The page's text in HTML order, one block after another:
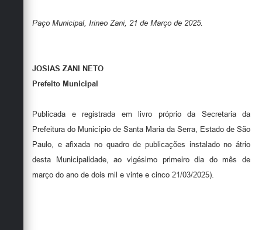
Paço Municipal, Irineo Zani, 21 de Março de 2025.
JOSIAS ZANI NETO
Prefeito Municipal
Publicada e registrada em livro próprio da Secretaria da
Prefeitura do Município de Santa Maria da Serra, Estado de São
Paulo, e afixada no quadro de publicações instalado no átrio
desta Municipalidade, ao vigésimo primeiro dia do mês de
março do ano de dois mil e vinte e cinco 21/03/2025).